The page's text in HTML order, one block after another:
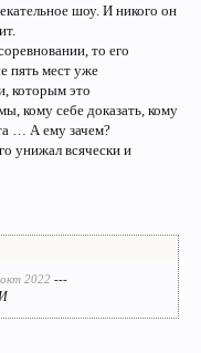
достоинство...
снова-здорово.
масс, предлагаю
первое место и
из проекта.
без давления
шоу. И никого он
то его
пять мест уже
которым это
кому себе доказать, кому
… А ему зачем?
унижал всячески и
2022 ---